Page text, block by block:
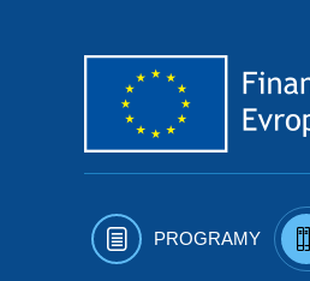
PROGRAMY